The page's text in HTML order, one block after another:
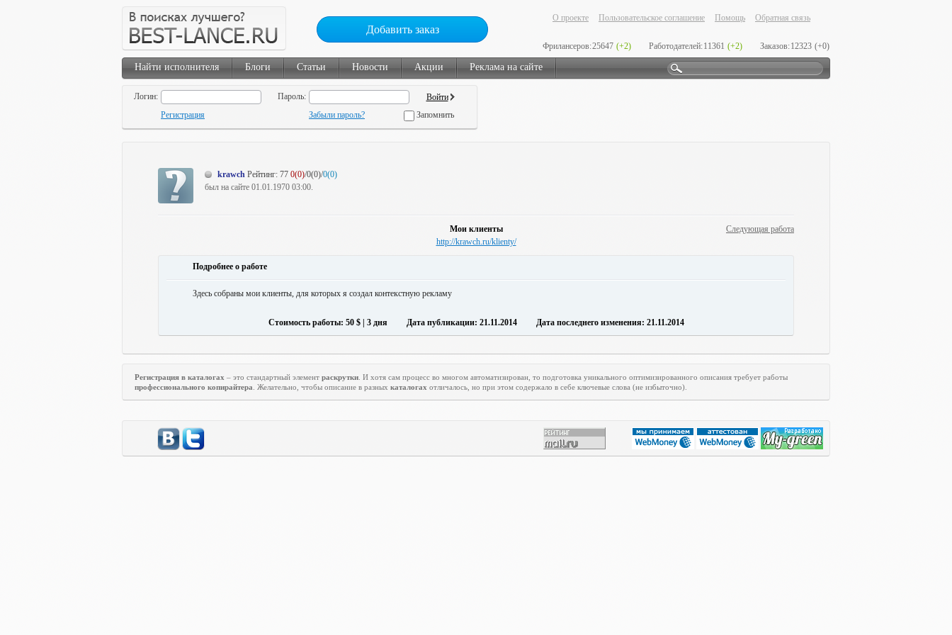
Добавить заказ
О проекте Пользовательское соглашение Помощь Обратная связь
Фрилансеров:25647 (+2) Работодателей:11361 (+2) Заказов:12323 (+0)
Найти исполнителя Блоги Статьи Новости Акции Реклама на сайте
Логин:
Пароль:
Регистрация
Забыли пароль? Запомнить
krawch Рейтинг: 77 0(0)/0(0)/0(0)
был на сайте 01.01.1970 03:00.
Следующая работа
Мои клиенты
http://krawch.ru/klienty/
Подробнее о работе
Здесь собраны мои клиенты, для которых я создал контекстную рекламу
Стоимость работы: 50 $ | 3 дня Дата публикации: 21.11.2014 Дата последнего изменения: 21.11.2014
Регистрация в каталогах – это стандартный элемент раскрутки . И хотя сам процесс во многом автоматизирован, то подготовка уникального оптимизированного описания требует работы
профессионального копирайтера . Желательно, чтобы описание в разных каталогах отличалось, но при этом содержало в себе ключевые слова (не избыточно).